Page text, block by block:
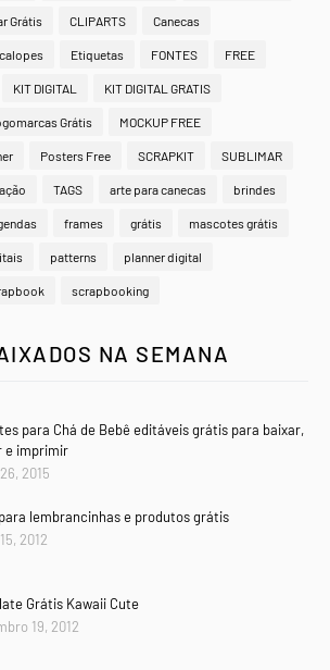
Grátis CLIPARTS Canecas
Etiquetas FONTES FREE
KIT DIGITAL KIT DIGITAL GRATIS
Grátis MOCKUP FREE
Posters Free SCRAPKIT SUBLIMAR
TAGS arte para canecas brindes
frames grátis mascotes grátis
patterns planner digital
scrapbooking
NA SEMANA
para Chá de Bebê editáveis grátis para baixar,
e imprimir
2015
lembrancinhas e produtos grátis
2012
Grátis Kawaii Cute
19, 2012